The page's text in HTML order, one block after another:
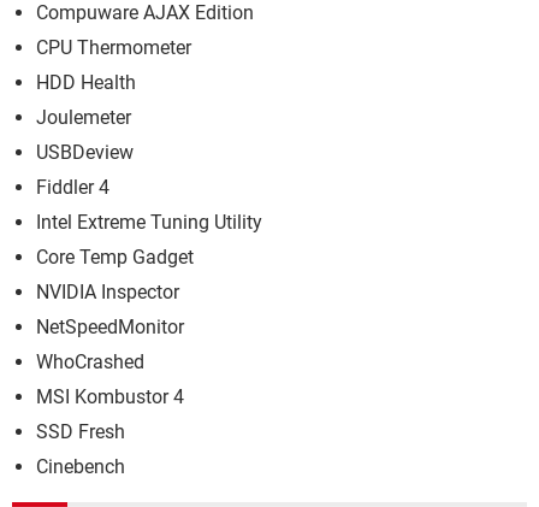
Compuware AJAX Edition
CPU Thermometer
HDD Health
Joulemeter
USBDeview
Fiddler 4
Intel Extreme Tuning Utility
Core Temp Gadget
NVIDIA Inspector
NetSpeedMonitor
WhoCrashed
MSI Kombustor 4
SSD Fresh
Cinebench